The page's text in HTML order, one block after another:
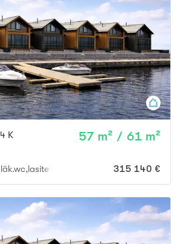
K
57 m² / 61 m²
terassi ja parveke315 140 €